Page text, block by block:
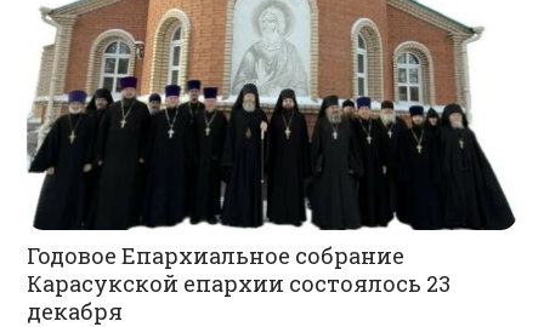
Годовое Епархиальное собрание
Карасукской епархии состоялось 23
декабря